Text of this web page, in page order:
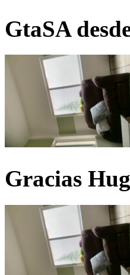
GtaSA
Gracias